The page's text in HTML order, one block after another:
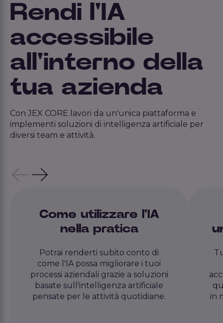
Rendi l'IA
accessibile
all'interno della
tua azienda
Con JEX CORE lavori da un'unica piattaforma e
implementi soluzioni di intelligenza artificiale per
diversi team e attività.
Come utilizzare l'IA
nella pratica
Potrai renderti subito conto di
come l'IA possa migliorare i tuoi
processi aziendali grazie a soluzioni
basate sull'intelligenza artificiale
pensate per le attività quotidiane.
in